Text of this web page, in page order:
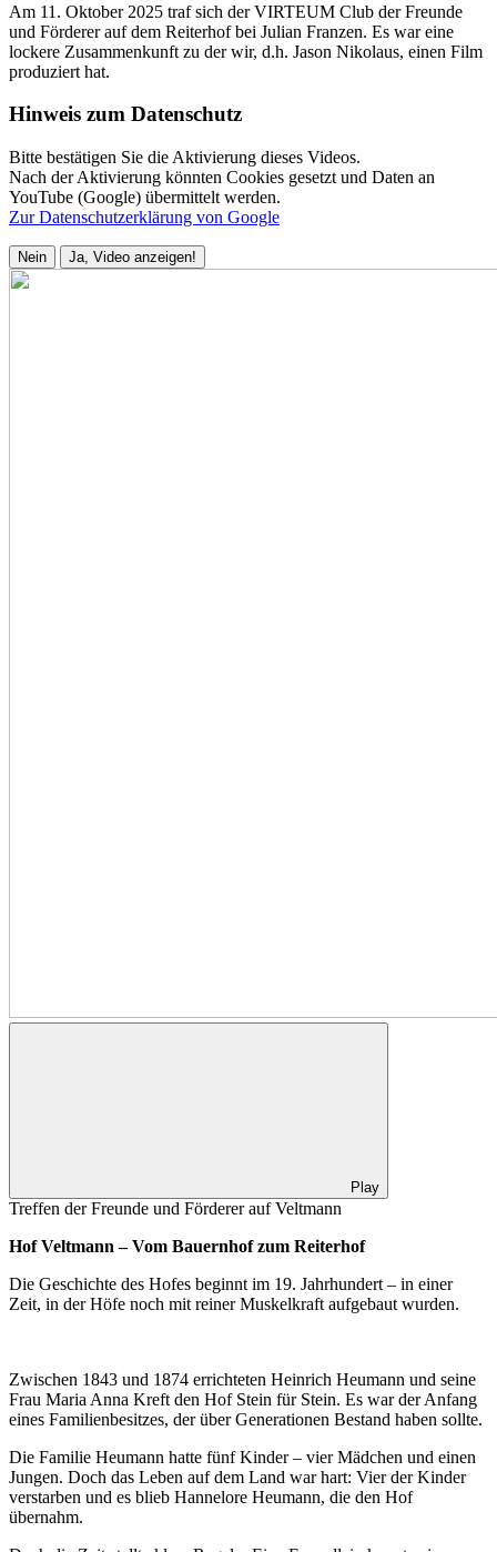
Am 11. Oktober 2025 traf sich der VIRTEUM Club der Freunde
und Förderer auf dem Reiterhof bei Julian Franzen. Es war eine
lockere Zusammenkunft zu der wir, d.h. Jason Nikolaus, einen Film
produziert hat.
Hinweis zum Datenschutz
Bitte bestätigen Sie die Aktivierung dieses Videos.
Nach der Aktivierung könnten Cookies gesetzt und Daten an
YouTube (Google) übermittelt werden.
Zur Datenschutzerklärung von Google
Nein Ja, Video anzeigen!
Play
Treffen der Freunde und Förderer auf Veltmann
Hof Veltmann – Vom Bauernhof zum Reiterhof
Die Geschichte des Hofes beginnt im 19. Jahrhundert – in einer
Zeit, in der Höfe noch mit reiner Muskelkraft aufgebaut wurden.
Zwischen 1843 und 1874 errichteten Heinrich Heumann und seine
Frau Maria Anna Kreft den Hof Stein für Stein. Es war der Anfang
eines Familienbesitzes, der über Generationen Bestand haben sollte.
Die Familie Heumann hatte fünf Kinder – vier Mädchen und einen
Jungen. Doch das Leben auf dem Land war hart: Vier der Kinder
verstarben und es blieb Hannelore Heumann, die den Hof
übernahm.